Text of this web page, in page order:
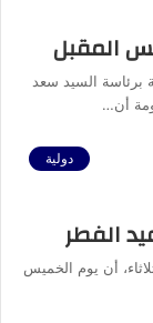
المقبل
برئاسة السيد سعد
أن…
دولية
الفطر
أن يوم الخميس